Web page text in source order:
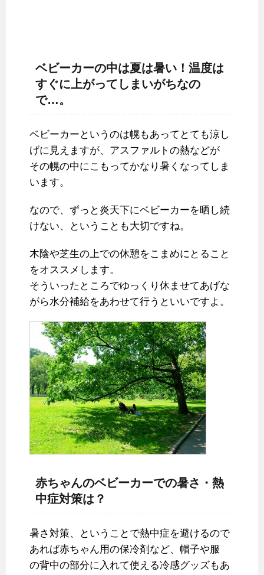
ベビーカーの中は夏は暑い！温度は
すぐに上がってしまいがちなの
で…。
ベビーカーというのは幌もあってとても涼し
げに見えますが、アスファルトの熱などが
その幌の中にこもってかなり暑くなってしま
います。
なので、ずっと炎天下にベビーカーを晒し続
けない、ということも大切ですね。
木陰や芝生の上での休憩をこまめにとること
をオススメします。
そういったところでゆっくり休ませてあげな
がら水分補給をあわせて行うといいですよ。
赤ちゃんのベビーカーでの暑さ・熱
中症対策は？
暑さ対策、ということで熱中症を避けるので
あれば赤ちゃん用の保冷剤など、帽子や服
の背中の部分に入れて使える冷感グッズもあ